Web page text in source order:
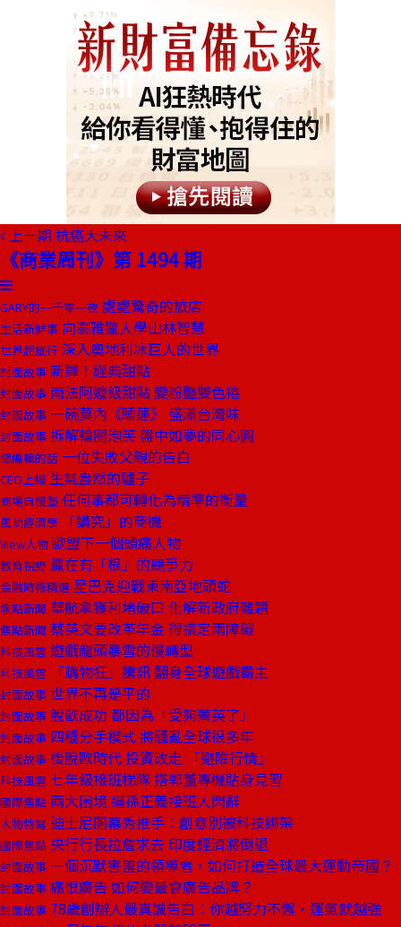
上一期 抗癌大未來
《商業周刊》第 1494 期
GARY的一千零一夜 處處驚奇的旅店
生活新鮮事 向泰雅獵人學山林智慧
世界超旅行 深入奧地利冰巨人的世界
封面故事 新譯！經典甜點
封面故事 南法阿嬤級甜點 變粉豔雙色捲
封面故事 一碗莫內《睡蓮》 盛滿台灣味
封面故事 拆解輪圈泡芙 盤中如夢的同心圓
總編輯的話 一位失敗父親的告白
CEO上線 生氣盎然的驢子
商場自慢塾 任何事都可轉化為精準的衡量
風尚經濟學 「講究」的商機
View人物 歐盟下一個頭痛人物
教育視野 贏在有「根」的競爭力
金融時報精選 星巴克迎戰東南亞地頭蛇
焦點新聞 華航拿獲利堵破口 化解新政府難題
焦點新聞 蔡英文要改革年金 得搞定兩障礙
科技風雲 遊戲龍頭暴雪的慢轉型
科技風雲 「購物狂」騰訊 翻身全球遊戲霸主
封面故事 世界不再是平的
封面故事 脫歐成功 都因為「受夠菁英了」
封面故事 四種分手模式 將騷亂全球很多年
封面故事 後脫歐時代 投資改走 「避險行情」
科技風雲 七年級接班梯隊 搭郭董專機貼身見習
國際焦點 兩大困境 逼孫正義接班人閃辭
人物特寫 迪士尼開幕秀推手：創意別被科技綁架
國際焦點 央行行長拉詹求去 印度經濟將倒退
封面故事 一個沉默害羞的領導者，如何打造全球最大運動帝國？
封面故事 痛恨廣告 如何變最會廣告品牌？
封面故事 78歲創辦人最真誠告白：你越努力不懈，運氣就越強